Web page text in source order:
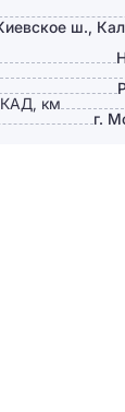
ш.,
км
г.